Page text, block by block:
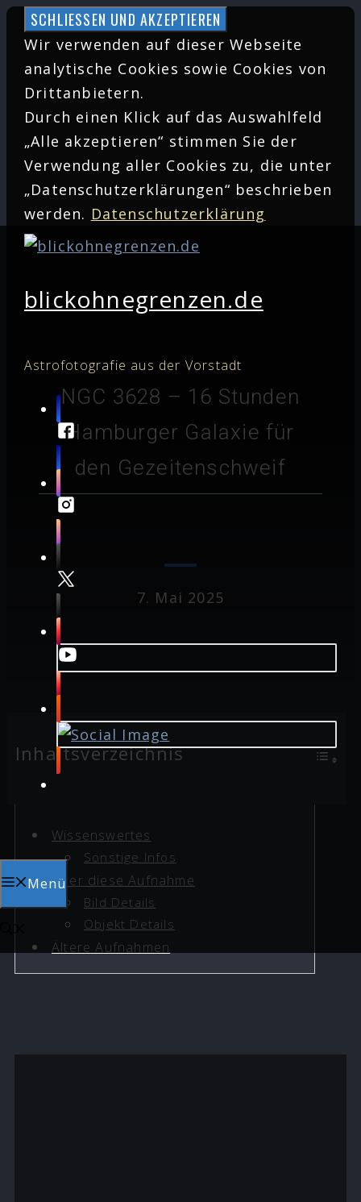
Zum
Inhalt
springen
Wir verwenden auf dieser Webseite
analytische Cookies sowie Cookies von
Drittanbietern.
Durch einen Klick auf das Auswahlfeld
„Alle akzeptieren“ stimmen Sie der
Verwendung aller Cookies zu, die unter
„Datenschutzerklärungen“ beschrieben
werden. Datenschutzerklärung
blickohnegrenzen.de
Astrofotografie aus der Vorstadt
Menü
NGC 3628 – 16 Stunden
Hamburger Galaxie für
den Gezeitenschweif
7. Mai 2025
Inhaltsverzeichnis
Wissenswertes
Sonstige Infos
Über diese Aufnahme
Bild Details
Objekt Details
Ältere Aufnahmen